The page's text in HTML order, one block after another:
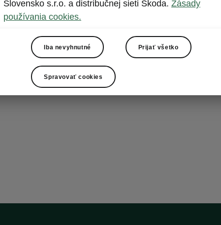
futuristickým
svetlomety
nárazníkom
nápisu Škoda
jedného
Slovensko s.r.o. a distribučnej sieti Škoda. Zásady
používania cookies.
Iba nevyhnutné Prijať všetko
Spravovať cookies